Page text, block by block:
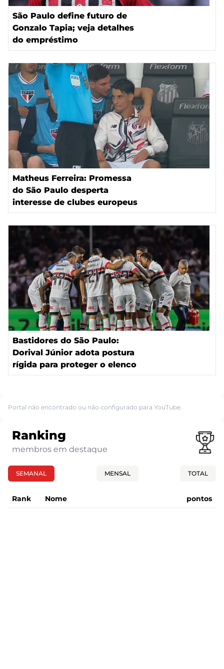
São Paulo define futuro de
Gonzalo Tapia; veja detalhes
do empréstimo
Matheus Ferreira: Promessa
do São Paulo desperta
interesse de clubes europeus
Bastidores do São Paulo:
Dorival Júnior adota postura
rígida para proteger o elenco
Portal não encontrado ou não configurado para YouTube.
Ranking
membros em destaque
SEMANAL MENSAL TOTAL
Rank Nome pontos